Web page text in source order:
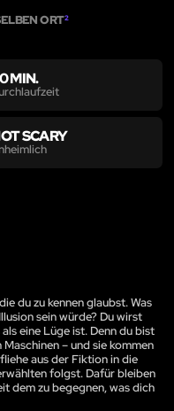
ORT2
MIN.
SCARY
du zu kennen glaubst. Was
sein würde? Du wirst
eine Lüge ist. Denn du bist
– und sie kommen
aus der Fiktion in die
folgst. Dafür bleiben
dem zu begegnen, was dich